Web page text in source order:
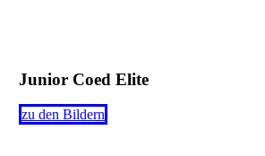
Junior Coed Elite
zu den Bildern